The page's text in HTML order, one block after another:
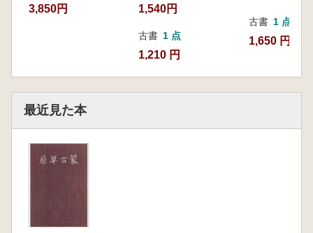
3,850円 1,540円
古書 1 点
1,210 円
古書 1 点
1,650 円
最近見た本